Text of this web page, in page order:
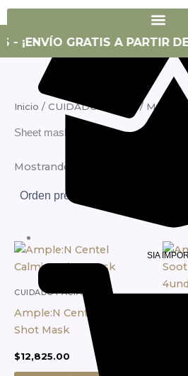
SIA SKIN
SIA
¡ENVÍO GRATIS A PARTIR DE
Inicio / CUIDADO FACIAL /
Sheet masks
Mostrando 1–12 de 23 resultados
CUIDADO FACIAL
Ample:N Centel Calming
Shot Mask
$12,825.00